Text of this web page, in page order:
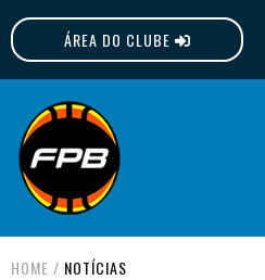
ÁREA DO CLUBE
FPB
HOME / NOTÍCIAS